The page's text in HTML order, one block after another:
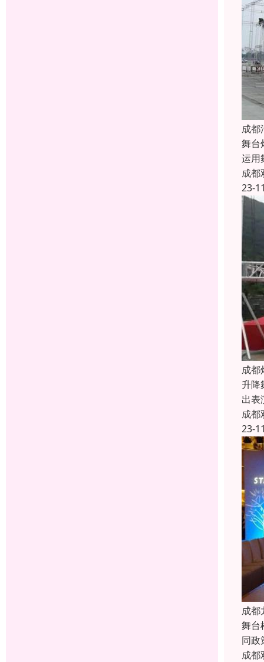
成都
舞台
运用
成都
23-
成都
升降
出表
成都
23-
成都
舞台
同政
成都